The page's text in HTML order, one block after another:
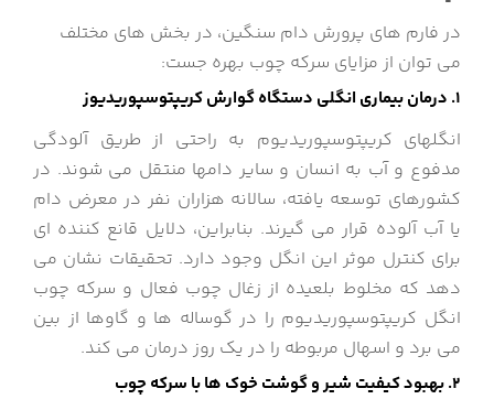
در فارم های پرورش دام سنگین، در بخش های مختلف
می توان از مزایای سرکه چوب بهره جست:
1. درمان بیماری انگلی دستگاه گوارش کریپتوسپوریدیوز
انگلهای کریپتوسپوریدیوم به راحتی از طریق آلودگی
مدفوع و آب به انسان و سایر دامها منتقل می شوند. در
کشورهای توسعه یافته، سالانه هزاران نفر در معرض دام
یا آب آلوده قرار می گیرند. بنابراین، دلایل قانع کننده ای
برای کنترل موثر این انگل وجود دارد. تحقیقات نشان می
دهد که مخلوط بلعیده از زغال چوب فعال و سرکه چوب
انگل کریپتوسپوریدیوم را در گوساله ها و گاوها از بین
می برد و اسهال مربوطه را در یک روز درمان می کند.
2. بهبود کیفیت شیر و گوشت خوک ها با سرکه چوب